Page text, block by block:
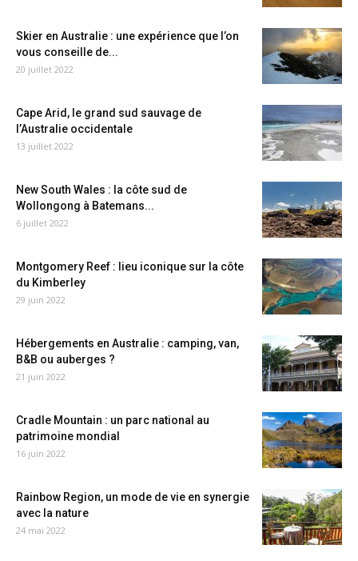
Skier en Australie : une expérience que l’on
vous conseille de...
20 juillet 2022
Cape Arid, le grand sud sauvage de
l’Australie occidentale
13 juillet 2022
New South Wales : la côte sud de
Wollongong à Batemans...
6 juillet 2022
Montgomery Reef : lieu iconique sur la côte
du Kimberley
29 juin 2022
Hébergements en Australie : camping, van,
B&B ou auberges ?
21 juin 2022
Cradle Mountain : un parc national au
patrimoine mondial
16 juin 2022
Rainbow Region, un mode de vie en synergie
avec la nature
24 mai 2022